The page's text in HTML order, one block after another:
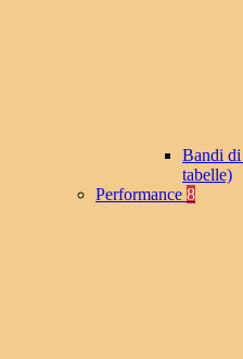
Bandi di
tabelle)
Performance 8